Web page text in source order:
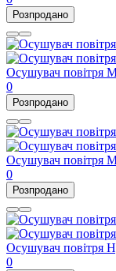
Розпродано
Осушувач повітря
0
Розпродано
Осушувач повітря
0
Розпродано
Осушувач повітря
0